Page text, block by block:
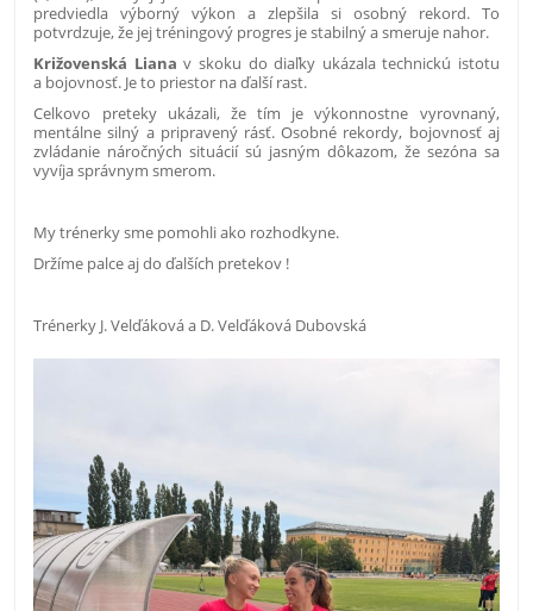
predviedla výborný výkon a zlepšila si osobný rekord. To
potvrdzuje, že jej tréningový progres je stabilný a smeruje nahor.
Križovenská Liana v skoku do diaľky ukázala technickú istotu
a bojovnosť. Je to priestor na ďalší rast.
Celkovo preteky ukázali, že tím je výkonnostne vyrovnaný,
mentálne silný a pripravený rásť. Osobné rekordy, bojovnosť aj
zvládanie náročných situácií sú jasným dôkazom, že sezóna sa
vyvíja správnym smerom.
My trénerky sme pomohli ako rozhodkyne.
Držíme palce aj do ďalších pretekov !
Trénerky J. Velďáková a D. Velďáková Dubovská